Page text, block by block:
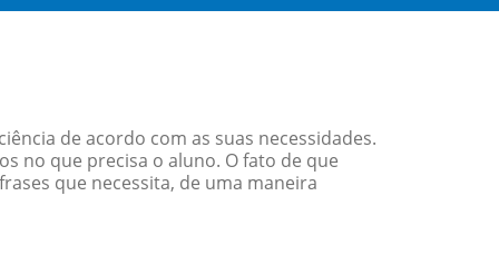
de acordo com as suas necessidades.
no que precisa o aluno. O fato de que
que necessita, de uma maneira